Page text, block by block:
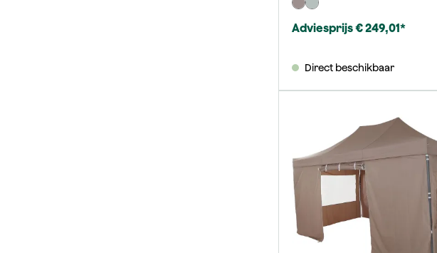
Adviesprijs € 249,01*
Direct beschikbaar